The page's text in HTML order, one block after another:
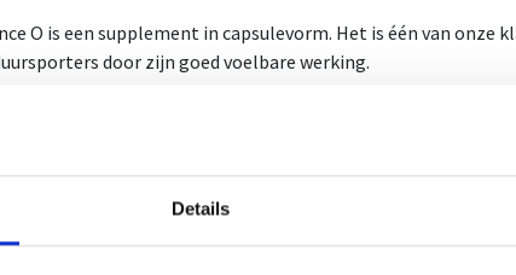
Details
O is een supplement in capsulevorm. Het is één van onze
door zijn goed voelbare werking.
werden samengesteld uit zeer kwalitatieve grondstoffen met
Anders dan de Concap Endurance AB bevat
capsules
12 potjes